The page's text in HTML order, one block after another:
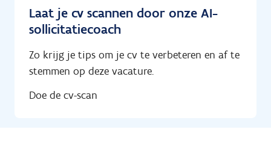
Laat je cv scannen door onze AI-
sollicitatiecoach
Zo krijg je tips om je cv te verbeteren en af te
stemmen op deze vacature.
Doe de cv-scan